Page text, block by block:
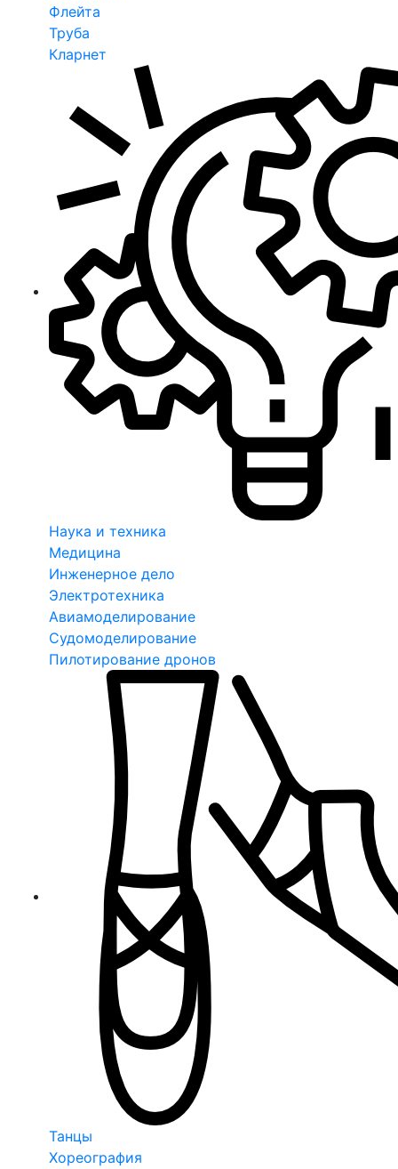
Флейта
Труба
Кларнет
Наука и техника
Медицина
Инженерное дело
Электротехника
Авиамоделирование
Судомоделирование
Пилотирование дронов
Танцы
Хореография